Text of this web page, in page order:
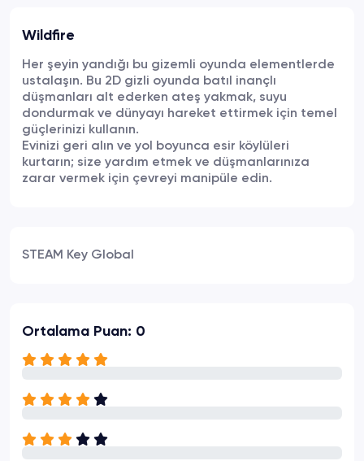
Wildfire
Her şeyin yandığı bu gizemli oyunda elementlerde
ustalaşın. Bu 2D gizli oyunda batıl inançlı
düşmanları alt ederken ateş yakmak, suyu
dondurmak ve dünyayı hareket ettirmek için temel
güçlerinizi kullanın.
Evinizi geri alın ve yol boyunca esir köylüleri
kurtarın; size yardım etmek ve düşmanlarınıza
zarar vermek için çevreyi manipüle edin.
STEAM Key Global
Ortalama Puan: 0